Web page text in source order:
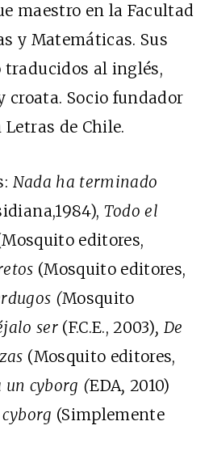
maestro en la Facultad
y Matemáticas. Sus
traducidos al inglés,
croata. Socio fundador
de Chile.
Nada ha terminado
Todo el
editores,
(Mosquito editores,
(Mosquito
ser (F.C.E., 2003), De
(Mosquito editores,
un cyborg (EDA, 2010)
(Simplemente